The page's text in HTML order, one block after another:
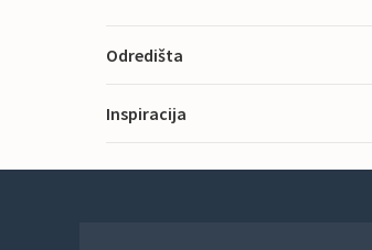
Odredišta
Inspiracija